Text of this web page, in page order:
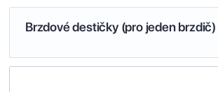
Brzdové destičky (pro jeden